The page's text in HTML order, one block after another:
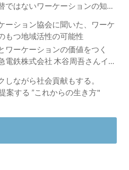
ではないワーケーションの知ら
ーション協会に聞いた、ワーケ
もつ地域活性の可能性
ワーケーションの価値をつく
電鉄株式会社 木谷周吾さんイン
しながら社会貢献もする。
案する ”これからの生き方"